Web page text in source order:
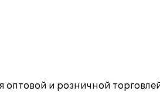
и розничной